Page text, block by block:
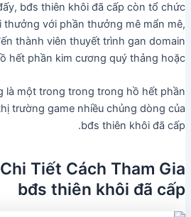
bđs thiên khôi đã cấp còn tổ chức
thưởng với phần thưởng mê mẩn mê,
thành viên thuyết trình gan domain
hết phần kim cương quý thảng hoặc.
là một trong trong trong hồ hết phần
trường game nhiều chủng dòng của
bđs thiên khôi đã cấp.
Tiết Cách Tham Gia
bđs thiên khôi đã cấp